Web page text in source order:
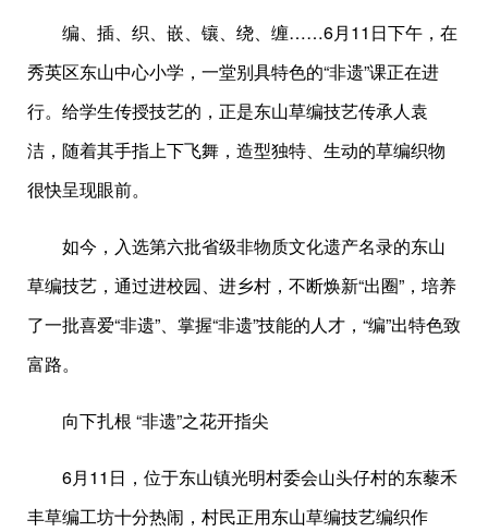
编、插、织、嵌、镶、绕、缠……6月11日下午，在
秀英区东山中心小学，一堂别具特色的“非遗”课正在进
行。给学生传授技艺的，正是东山草编技艺传承人袁
洁，随着其手指上下飞舞，造型独特、生动的草编织物
很快呈现眼前。
如今，入选第六批省级非物质文化遗产名录的东山
草编技艺，通过进校园、进乡村，不断焕新“出圈”，培养
了一批喜爱“非遗”、掌握“非遗”技能的人才，“编”出特色致
富路。
向下扎根 “非遗”之花开指尖
6月11日，位于东山镇光明村委会山头仔村的东藜禾
丰草编工坊十分热闹，村民正用东山草编技艺编织作